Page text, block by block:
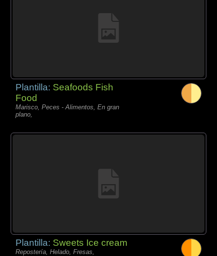
Plantilla: Seafoods Fish
Food
Marisco, Peces - Alimentos, En gran
plano,
Plantilla: Sweets Ice cream
Repostería, Helado, Fresas,